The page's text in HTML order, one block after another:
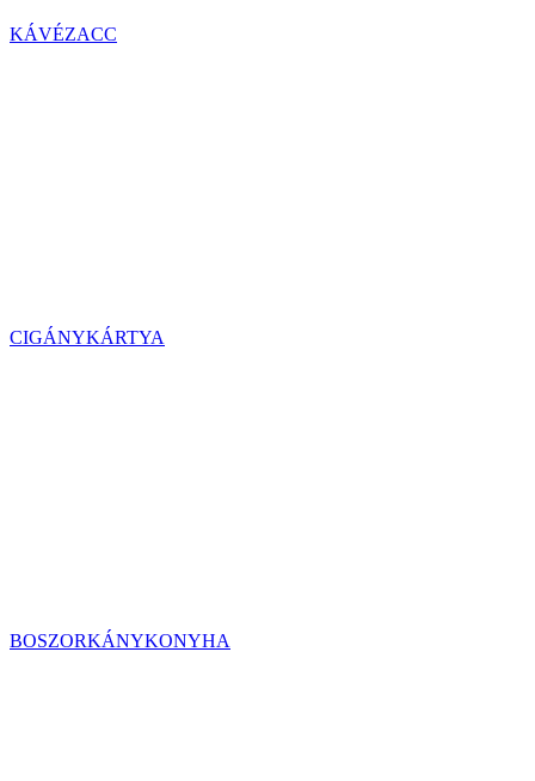
KÁVÉZACC
CIGÁNYKÁRTYA
BOSZORKÁNYKONYHA